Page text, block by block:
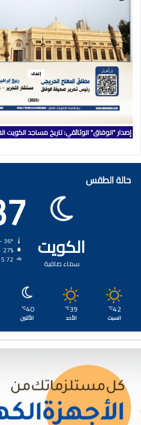
إصدار "الوفاق" الوثائقي: تاريخ مساجد الكويت
حالة الطقس
الكويت
سماء صافية
27%
5.72 كيلومتر/ساعة
42
℃
السبت
39
℃
الأحد
40
℃
الأثنين